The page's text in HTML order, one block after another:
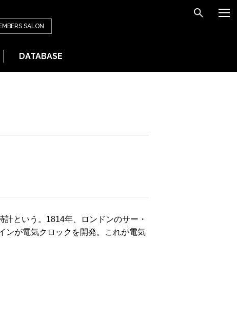
SALON
DATABASE
という。1814年、ロンドンのサー・
ンが電気クロックを開発。これが電気